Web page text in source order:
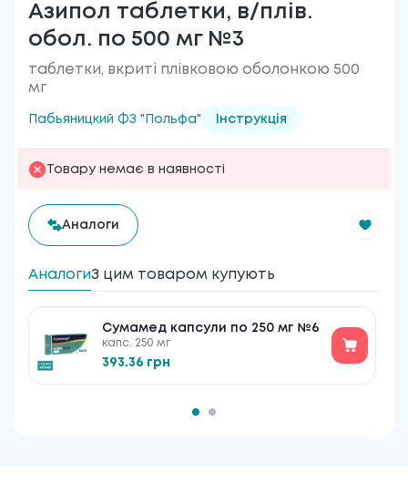
Азипол таблетки, в/плів.
обол. по 500 мг №3
таблетки, вкриті плівковою оболонкою 500
мг
Пабьяницкий ФЗ "Польфа" Інструкція
Товару немає в наявності
Аналоги
АналогиЗ цим товаром купують
Сумамед капсули по 250 мг №6
капс. 250 мг
393.36 грн